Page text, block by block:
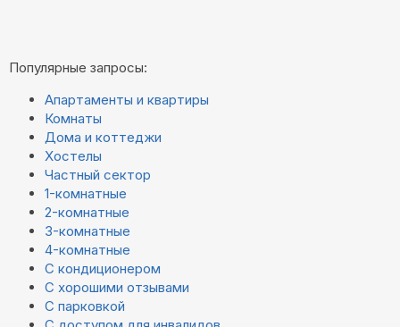
Популярные запросы:
Апартаменты и квартиры
Комнаты
Дома и коттеджи
Хостелы
Частный сектор
1-комнатные
2-комнатные
3-комнатные
4-комнатные
С кондиционером
С хорошими отзывами
С парковкой